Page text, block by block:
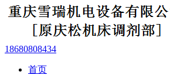
18680808434
首页